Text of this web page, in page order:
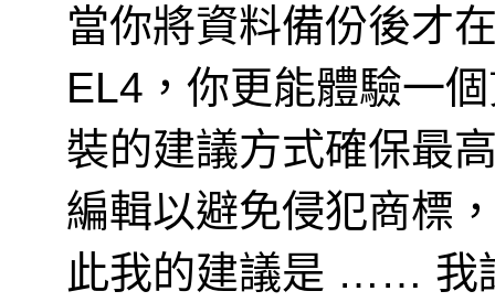
當你將資料備份後才
EL4，你更能體驗一
裝的建議方式確保最
編輯以避免侵犯商標
此我的建議是 …… 我